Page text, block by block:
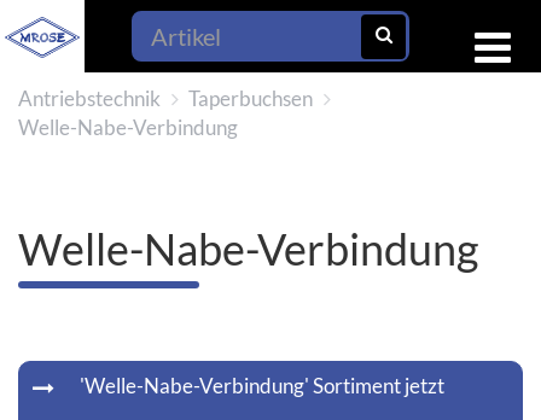
Antriebstechnik
Taperbuchsen
Welle-Nabe-Verbindung
Welle-Nabe-Verbindung
'Welle-Nabe-Verbindung' Sortiment jetzt